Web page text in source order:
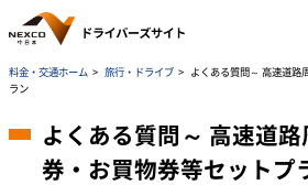
料金・交通ホーム > 旅行・ドライブ > よくある質問～ 高速道路
ラン
よくある質問～ 高速道
券・お買物券等セットプ